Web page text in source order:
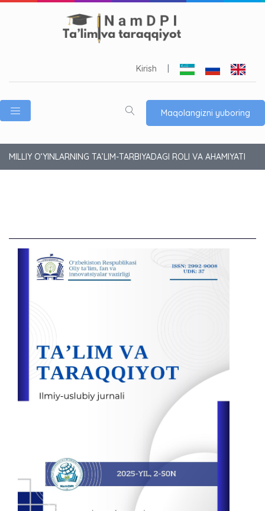
Kirish
Maqolangizni yuboring
MILLIY O‘YINLARNING TA’LIM-TARBIYADAGI ROLI VA AHAMIYATI